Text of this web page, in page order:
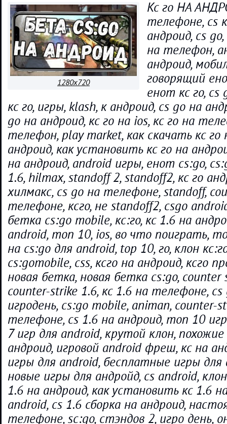
1280x720
Кс го НА
телефоне, cs
андроид, cs go,
на телефон,
андроид,
говорящий
енот кс го, cs
кс го, игры, klash, к андроид, cs go на
go на андроид, кс го на ios, кс го на
телефон, play market, как скачать кс го
андроид, как установить кс го на
на андроид, android игры, енот cs:go,
1.6, hilmax, standoff 2, standoff2, кс го
хилмакс, cs go на телефоне, standoff,
телефоне, ксго, не standoff2, csgo
бетка cs:go mobile, кс:го, кс 1.6 на
android, топ 10, ios, во что поиграть,
на cs:go для android, top 10, го, клон
cs:gomobile, css, ксго на андроид, ксго
новая бетка, новая бетка cs:go, counter
counter-strike 1.6, кс 1.6 на телефоне,
игродень, cs:go mobile, animan, counter-
телефоне, cs 1.6 на андроид, топ 10
7 игр для android, крутой клон, похожие
андроид, игровой android фреш, кс на
игры для android, бесплатные игры для
новые игры для андройд, cs android,
1.6 на андроид, как установить кс 1.6
android, cs 1.6 сборка на андроид,
телефоне, sc:go, стэндов 2, игро день,